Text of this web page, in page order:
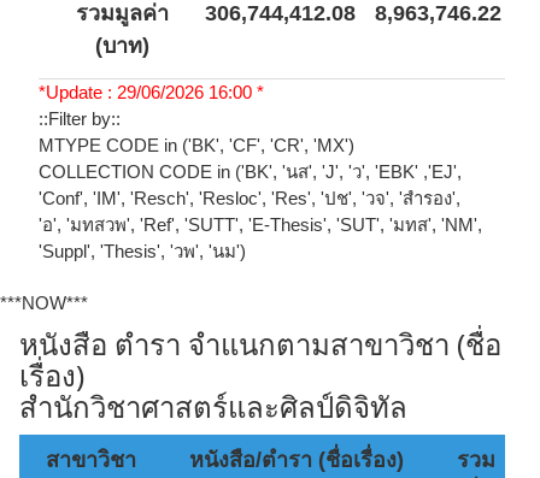
รวมมูลค่า
(บาท)
306,744,412.08 8,963,746.22
*Update : 29/06/2026 16:00 *
::Filter by::
MTYPE CODE in ('BK', 'CF', 'CR', 'MX')
COLLECTION CODE in ('BK', 'นส', 'J', 'ว', 'EBK' ,'EJ',
'Conf', 'IM', 'Resch', 'Resloc', 'Res', 'ปช', 'วจ', 'สำรอง',
'อ', 'มทสวพ', 'Ref', 'SUTT', 'E-Thesis', 'SUT', 'มทส', 'NM',
'Suppl', 'Thesis', 'วพ', 'นม')
***NOW***
หนังสือ ตำรา จำแนกตามสาขาวิชา (ชื่อ
เรื่อง)
สำนักวิชาศาสตร์และศิลป์ดิจิทัล
สาขาวิชา หนังสือ/ตำรา (ชื่อเรื่อง)
รวม